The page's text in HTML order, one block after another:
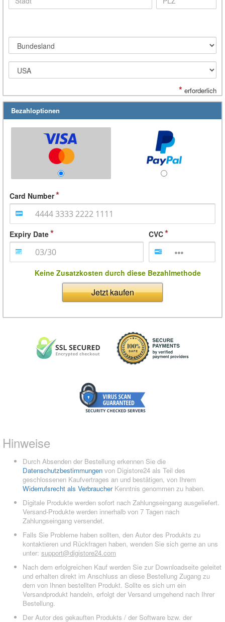
* erforderlich
Bezahloptionen
Card Number
Expiry Date CVC
Keine Zusatzkosten durch diese Bezahlmethode
Jetzt kaufen
Hinweise
Durch Absenden der Bestellung erkennen Sie die
Datenschutzbestimmungen von Digistore24 als Teil des
geschlossenen Kaufvertrages an und bestätigen, von Ihrem
Widerrufsrecht als VerbraucherKenntnis genommen zu haben.
Digitale Produkte werden sofort nach Zahlungseingang ausgeliefert.
Versand-Produkte werden innerhalb von 7 Tagen nach
Zahlungseingang versendet.
Falls Sie Probleme haben sollten, den Autor des Produkts zu
kontaktieren und Rückfragen haben, wenden Sie sich gerne an uns
unter: support@digistore24.com
Nach dem erfolgreichen Kauf werden Sie zur Downloadseite geleitet
und erhalten direkt im Anschluss an diese Bestellung Zugang zu
dem von Ihnen bestellten Produkt. Sollte es sich um ein
Versandprodukt handeln, erfolgt der Versand umgehend nach Ihrer
Bestellung.
Der Autor des gekauften Produkts / der Software bzw. der